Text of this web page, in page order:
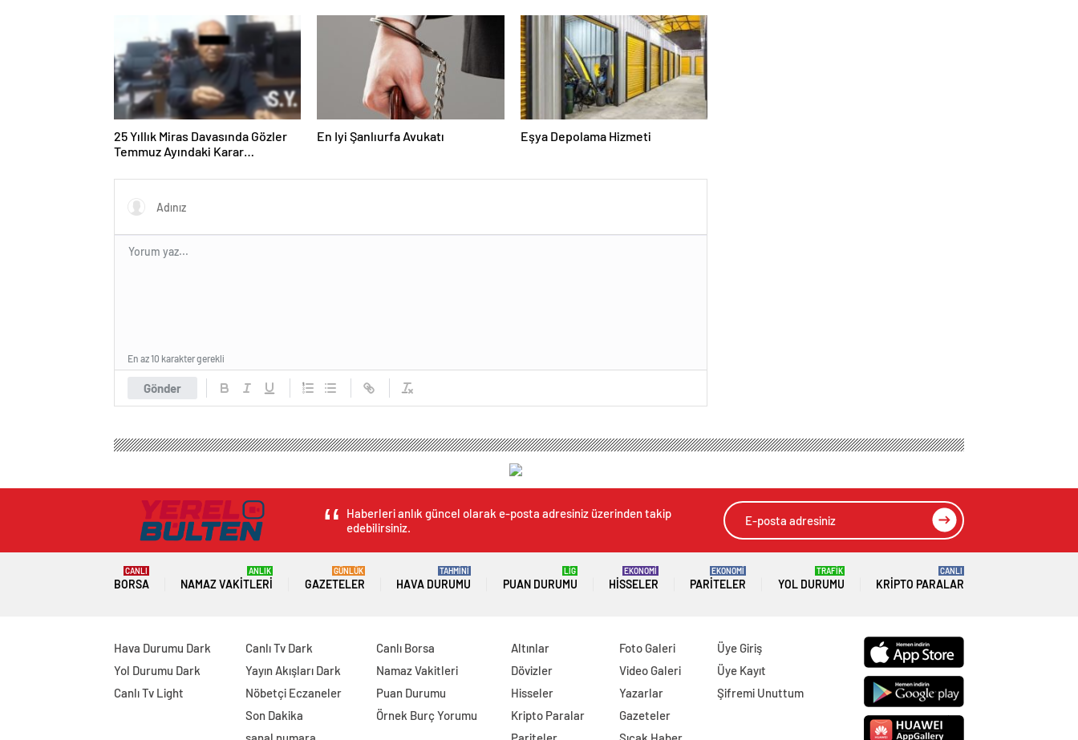
25 Yıllık Miras Davasında Gözler
Temmuz Ayındaki Karar
Duruşmasına Çevrildi
En Iyi Şanlıurfa Avukatı Eşya Depolama Hizmeti
8 milyon euroluk soygun yapıp Almanya gündemine oturmuştu!
Yasemin’den 1033 gün sonra şaşırtan hamle
BEĞENDİM ABONE OL News
8.2 milyon euro ile ortadan kaybolan Yasemin Gündoğan, Salı günü polise teslim olma kararı
alarak İstanbul’dan Bremen’e dönüş yaptı.
Avukatı aracılığıyla yetkililere teslim olduğunu duyuran kadın uçaktan iner inmez
havalimanında gözaltına alındı ve şu anda Bremen-Oslebeshausen hapishanesinde gözaltında
HIZLI YORUM YAP
GÖNDER